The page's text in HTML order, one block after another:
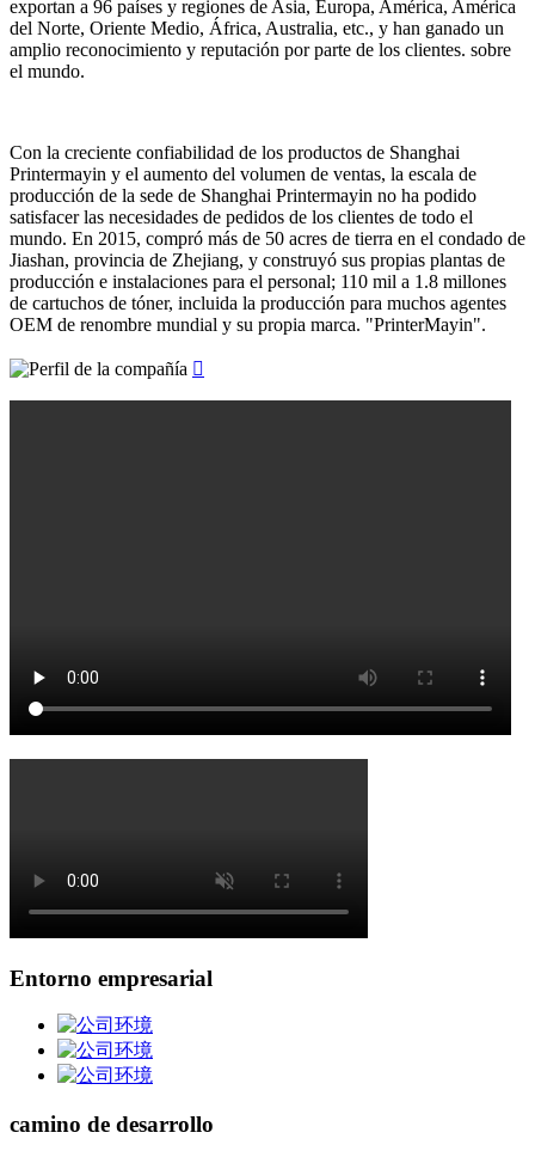
exportan a 96 países y regiones de Asia, Europa, América, América
del Norte, Oriente Medio, África, Australia, etc., y han ganado un
amplio reconocimiento y reputación por parte de los clientes. sobre
el mundo.
Con la creciente confiabilidad de los productos de Shanghai
Printermayin y el aumento del volumen de ventas, la escala de
producción de la sede de Shanghai Printermayin no ha podido
satisfacer las necesidades de pedidos de los clientes de todo el
mundo. En 2015, compró más de 50 acres de tierra en el condado de
Jiashan, provincia de Zhejiang, y construyó sus propias plantas de
producción e instalaciones para el personal; 110 mil a 1.8 millones
de cartuchos de tóner, incluida la producción para muchos agentes
OEM de renombre mundial y su propia marca. "PrinterMayin".

Entorno empresarial
camino de desarrollo